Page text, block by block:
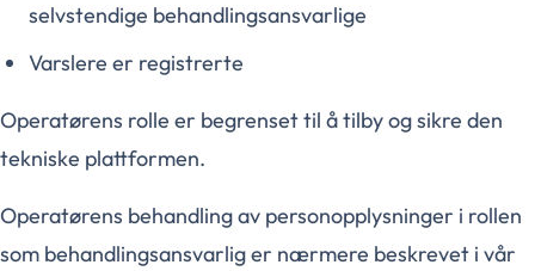
selvstendige behandlingsansvarlige
Varslere er registrerte
Operatørens rolle er begrenset til å tilby og sikre den
tekniske plattformen.
Operatørens behandling av personopplysninger i rollen
som behandlingsansvarlig er nærmere beskrevet i vår